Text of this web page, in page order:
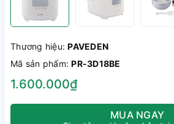
Thương hiệu:PAVEDEN
Mã sản phẩm:PR-3D18BE
1.600.000₫
MUA NGAY